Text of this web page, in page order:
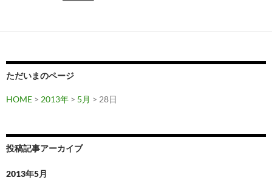
ただいまのページ
HOME > 2013年 > 5月 > 28日
投稿記事アーカイブ
2013年5月